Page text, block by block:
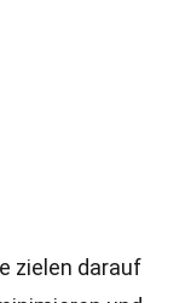
zielen darauf